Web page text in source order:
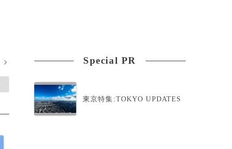
> Special PR
東京特集:TOKYO UPDATES